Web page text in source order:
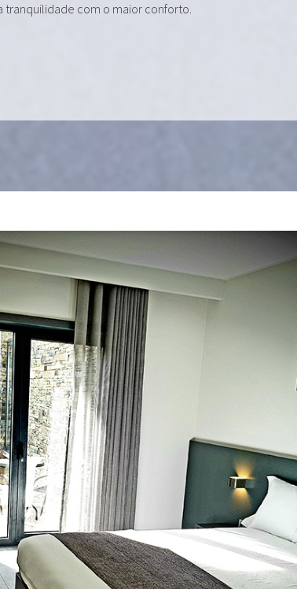
tranquilidade com o maior conforto.